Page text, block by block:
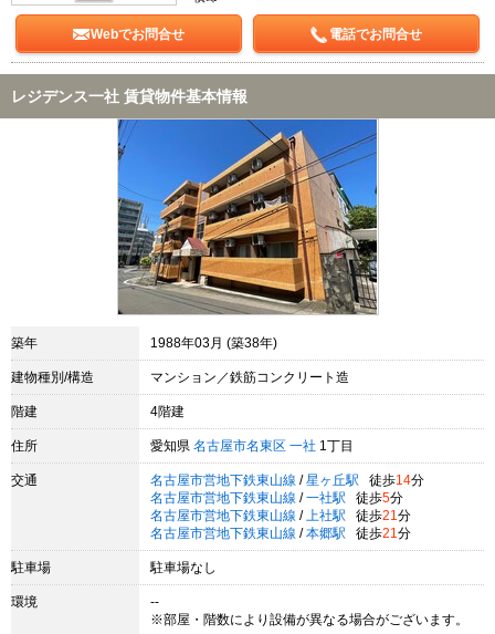
Webでお問合せ 電話でお問合せ
レジデンス一社 賃貸物件基本情報
築年 1988年03月 (築38年)
建物種別/構造 マンション／鉄筋コンクリート造
階建 4階建
住所 愛知県 名古屋市名東区 一社 1丁目
交通 名古屋市営地下鉄東山線 / 星ヶ丘駅 徒歩14分
名古屋市営地下鉄東山線 / 一社駅 徒歩5分
名古屋市営地下鉄東山線 / 上社駅 徒歩21 分
名古屋市営地下鉄東山線 / 本郷駅 徒歩21 分
駐車場 駐車場なし
環境
--
※部屋・階数により設備が異なる場合がございます。